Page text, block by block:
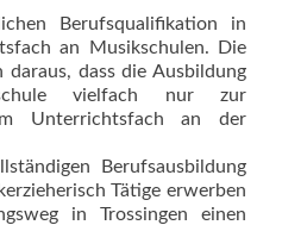
Berufsqualifika­tion in
an Musikschulen. Die
dass die Ausbildung
vielfach nur zur
Unterrichtsfach an der
Berufsausbildung
Tätige erwerben
in Trossingen einen